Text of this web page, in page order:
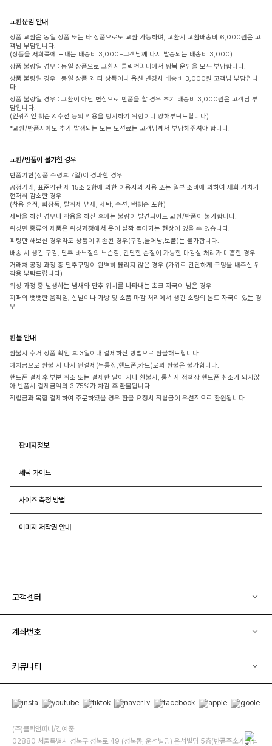
교환운임 안내
상품 교환은 동일 상품 또는 타 상품으로도 교환 가능하며, 교환시 교환배송비 6,000원은 고
객님 부담입니다.
(상품을 저희쪽에 보내는 배송비 3,000+고객님께 다시 발송되는 배송비 3,000)
상품 불량일 경우 : 동일 상품으로 교환시 클릭앤퍼니에서 왕복 운임을 모두 부담합니다.
상품 불량일 경우 : 동일 상품 외 타 상품이나 옵션 변경시 배송비 3,000원 고객님 부담입니
다.
상품 불량일 경우 : 교환이 아닌 변심으로 반품을 할 경우 초기 배송비 3,000원은 고객님 부
담입니다.
(인위적인 훼손 & 수선 등의 악용을 방지하기 위함이니 양해부탁드립니다)
*교환/반품시에도 추가 발생되는 모든 도선료는 고객님께서 부담해주셔야 합니다.
교환/반품이 불가한 경우
반품기한(상품 수령후 7일)이 경과한 경우
공정거래, 표준약관 제 15조 2항에 의한 이용자의 사용 또는 일부 소비에 의하여 재화 가치가
현저히 감소한 경우
(착용 흔적, 화장품, 탈취제 냄새, 세탁, 수선, 택훼손 포함)
세탁을 하신 경우나 착용을 하신 후에는 불량이 발견되어도 교환/반품이 불가합니다.
워싱면 종류의 제품은 워싱과정에서 옷이 살짝 돌아가는 현상이 있을 수 있습니다.
피팅만 해보신 경우라도 상품이 훼손된 경우(구김,늘어남,보풀)는 불가합니다.
배송 시 생긴 구김, 단추 바느질의 느슨함, 간단한 손질이 가능한 마감실 처리가 미흡한 경우
거래처 공정 과정 중 단추구멍이 완벽히 뚫리지 않은 경우 (가위로 간단하게 구멍을 내주신 뒤
착용 부탁드립니다)
워싱 과정 중 발생하는 냄새와 단추 위치를 나타내는 초크 자국이 남은 경우
지퍼의 뻣뻣한 움직임, 신발이나 가방 및 소품 마감 처리에서 생긴 소량의 본드 자국이 있는 경
우
환불 안내
환불시 수거 상품 확인 후 3일이내 결제하신 방법으로 환불해드립니다
예치금으로 환불 시 다시 원결제(무통장,핸드폰,카드)로의 환불은 불가합니다.
핸드폰 결제후 부분 취소 또는 결제한 달이 지나 환불시, 통신사 정책상 핸드폰 취소가 되지않
아 반품시 결제금액의 3.75%가 차감 후 환불됩니다.
적립금과 복합 결제하여 주문하였을 경우 환불 요청시 적립금이 우선적으로 환원됩니다.
판매자정보
세탁 가이드
사이즈 측정 방법
이미지 저작권 안내
고객센터
계좌번호
커뮤니티
(주)클릭앤퍼니/김예중
02880 서울특별시 성북구 성북로 49 (성북동, 운석빌딩) 운석빌딩 5층(반품주소가 아닙